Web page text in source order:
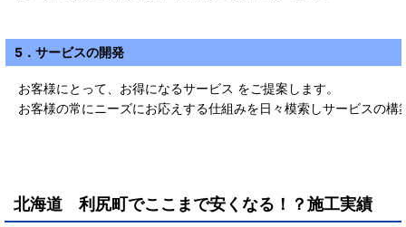
5．サービスの開発
お客様にとって、お得になるサービス をご提案します。
お客様の常にニーズにお応えする仕組みを日々模索しサービスの構
北海道 利尻町でここまで安くなる！？施工実績